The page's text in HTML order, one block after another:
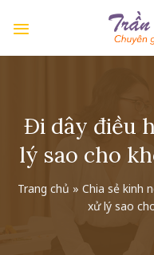
Đi dây điều
lý sao cho
Trang chủ » Chia sẻ kinh
xử lý sao